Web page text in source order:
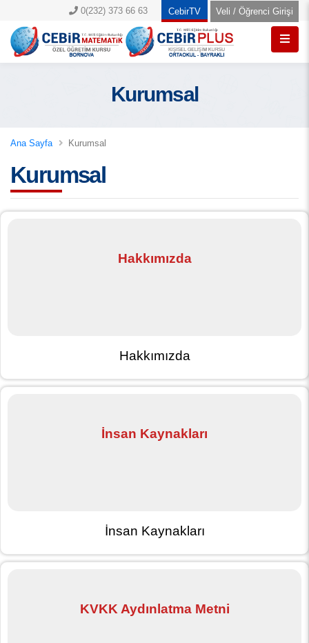
0(232) 373 66 63 CebirTV Veli / Öğrenci Girişi
Kurumsal
Ana Sayfa Kurumsal
Kurumsal
Hakkımızda
Hakkımızda
İnsan Kaynakları
İnsan Kaynakları
KVKK Aydınlatma Metni